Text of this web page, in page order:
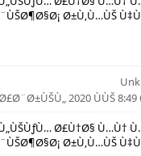
Ø±Ù‚Ù…ÙŠ
Ø£Ù†Ø§ Ù…Ù†
Ø±Ù‚Ù…ÙŠ